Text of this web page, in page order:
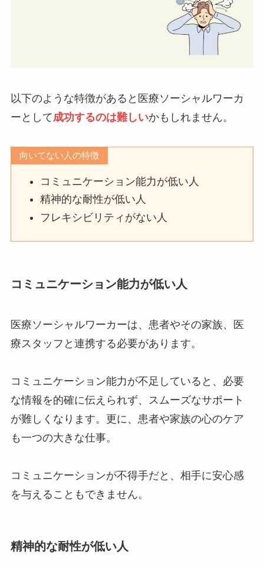
以下のような特徴があると医療ソーシャルワーカ
ーとして成功するのは難しいかもしれません。
向いてない人の特徴
コミュニケーション能力が低い人
精神的な耐性が低い人
フレキシビリティがない人
コミュニケーション能力が低い人
医療ソーシャルワーカーは、患者やその家族、医
療スタッフと連携する必要があります。
コミュニケーション能力が不足していると、必要
な情報を的確に伝えられず、スムーズなサポート
が難しくなります。更に、患者や家族の心のケア
も一つの大きな仕事。
コミュニケーションが不得手だと、相手に安心感
を与えることもできません。
精神的な耐性が低い人